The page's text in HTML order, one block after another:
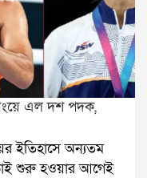
এল দশ পদক,
ইতিহাসে অন্যতম
শুরু হওয়ার আগেই